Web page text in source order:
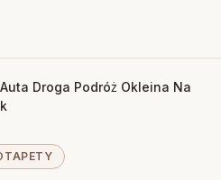
Droga Podróż Okleina Na